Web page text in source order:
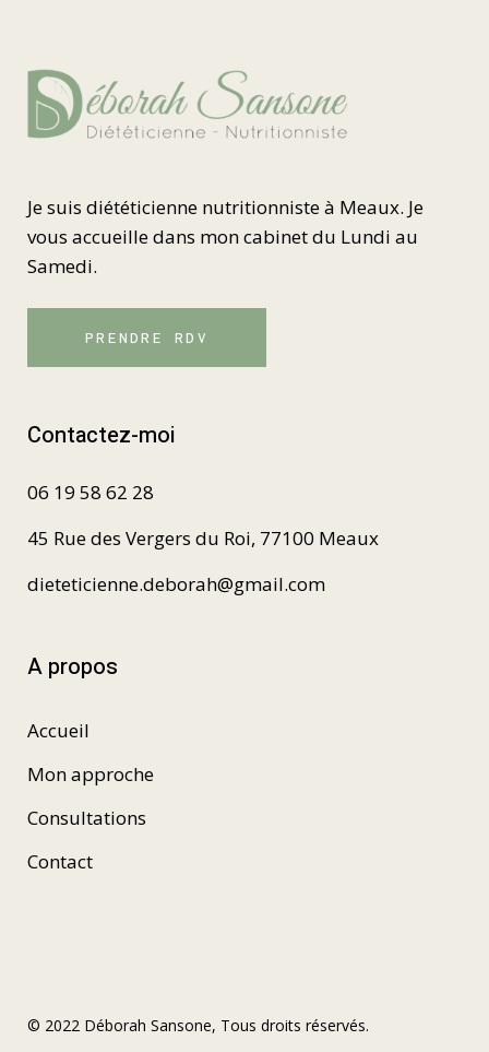
Je suis diététicienne nutritionniste à Meaux. Je
vous accueille dans mon cabinet du Lundi au
Samedi.
PRENDRE RDV
Contactez-moi
06 19 58 62 28
45 Rue des Vergers du Roi, 77100 Meaux
dieteticienne.deborah@gmail.com
A propos
Accueil
Mon approche
Consultations
Contact
© 2022 Déborah Sansone, Tous droits réservés.